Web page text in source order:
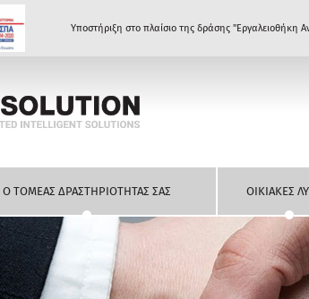
Υποστήριξη στο πλαίσιο της δράσης
Ο ΤΟΜΕΑΣ ΔΡΑΣΤΗΡΙΟΤΗΤΑΣ ΣΑΣ ΟΙΚΙΑΚΕΣ